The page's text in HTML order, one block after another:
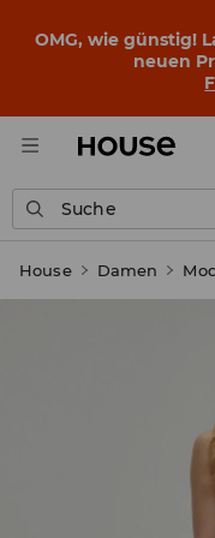
OMG, wie günstig!
neuen
Suche
House Damen